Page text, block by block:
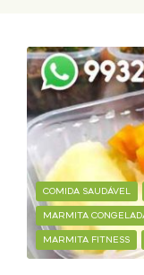
COMIDA SAUDÁVEL
MARMITA
MARMITA FITNESS